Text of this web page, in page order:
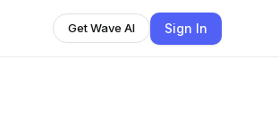
Get Wave AI Sign In